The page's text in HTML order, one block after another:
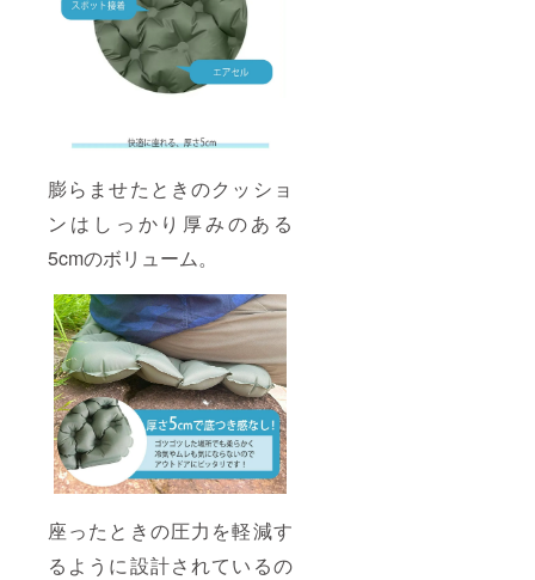
膨らませたときのクッショ
ンはしっかり厚みのある
5cmのボリューム。
座ったときの圧力を軽減す
るように設計されているの